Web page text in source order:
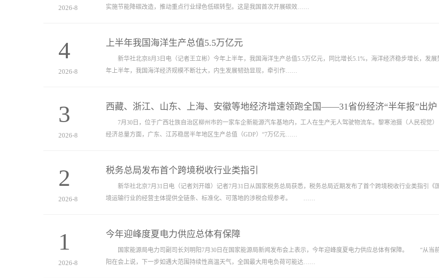
2026-8
实施节能降碳改造，推动重点行业绿色低碳转型。这是我国首次开展碳效……
4
2026-8
上半年我国海洋生产总值5.5万亿元
新华社北京8月3日电（记者王立彬）今年上半年，我国海洋生产总值5.5万亿元，同比增长5.1%，海洋经济稳步增长，
年上半年，我国海洋经济规模不断壮大，内生发展韧劲显现，牵引作……
3
2026-8
西藏、浙江、山东、上海、安徽等地经济增速领跑全国——31省份经济“半年报”出炉
7月30日，位于广西壮族自治区柳州市的一家车企新能源汽车基地内，工人在生产无人驾驶物流车。黎寒池摄（人民视觉
经济总量方面，广东、江苏稳居半年地区生产总值（GDP）“7万亿元……
2
2026-8
税务总局发布首个跨境税收行业类指引
新华社北京7月31日电（记者刘开雄）记者7月31日从国家税务总局获悉，税务总局近期发布了首个跨境税收行业类指引《
境运输行业的经营主体提供全链条、标准化、可落地的涉税合规参考。 ……
1
2026-8
今年迎峰度夏电力供应总体有保障
国家能源局电力司副司长刘明阳7月30日在国家能源局新闻发布会上表示，今年迎峰度夏电力供应总体有保障。 “从当前
阳在会上说，下一步如遇大范围持续性高温天气，全国最大用电负荷可能达……